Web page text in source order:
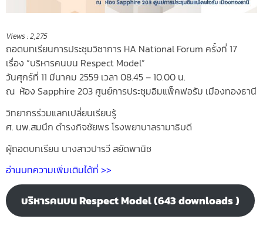
Views :2,275
ถอดบทเรียนการประชุมวิชาการ HA National Forum ครั้งที่ 17
เรื่อง “บริหารคนบน Respect Model”
วันศุกร์ที่ 11 มีนาคม 2559 เวลา 08.45 – 10.00 น.
ณ ห้อง Sapphire 203 ศูนย์การประชุมอิมแพ็คฟอรัม เมืองทองธานี
วิทยากรร่วมแลกเปลี่ยนเรียนรู้
ศ. นพ.สมนึก ดำรงกิจชัยพร โรงพยาบาลรามาธิบดี
ผู้ถอดบทเรียน นางสาวปารวี สยัดพานิช
อ่านบทความเพิ่มเติมได้ที่ >>
บริหารคนบน Respect Model (643 downloads )